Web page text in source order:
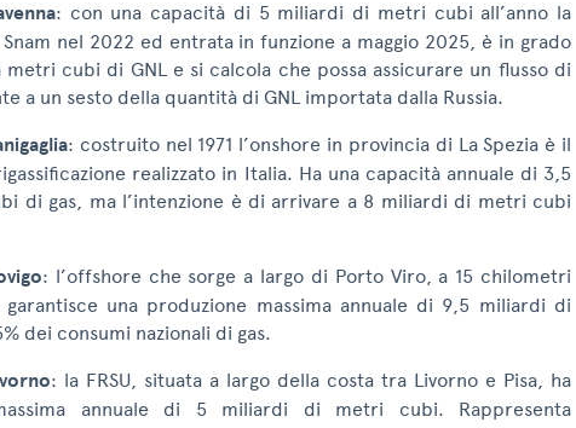
: con una capacità di 5 miliardi di metri cubi all’anno la
Snam nel 2022 ed entrata in funzione a maggio 2025, è in grado
cubi di GNL e si calcola che possa assicurare un flusso di
a un sesto della quantità di GNL importata dalla Russia.
: costruito nel 1971 l’onshore in provincia di La Spezia è il
realizzato in Italia. Ha una capacità annuale di 3,5
di gas, ma l’intenzione è di arrivare a 8 miliardi di metri cubi
: l’offshore che sorge a largo di Porto Viro, a 15 chilometri
garantisce una produzione massima annuale di 9,5 miliardi di
dei consumi nazionali di gas.
: la FRSU, situata a largo della costa tra Livorno e Pisa, ha
annuale di 5 miliardi di metri cubi. Rappresenta